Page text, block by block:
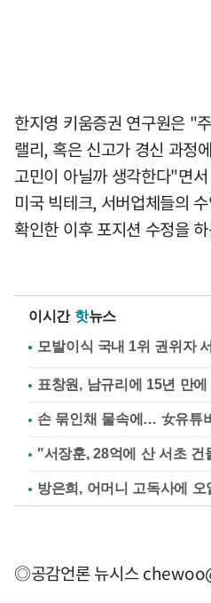
한지영 키움증권 연구원은 "
랠리, 혹은 신고가 경신 과정
고민이 아닐까 생각한다"면
미국 빅테크, 서버업체들의
확인한 이후 포지션 수정을
이시간 핫뉴스
표창원, 남규리에 15년 만
손 묶인채 물속에… 女유튜
"서장훈, 28억에 산 서초 건
방은희, 어머니 고독사에
◎공감언론 뉴시스